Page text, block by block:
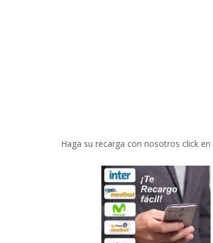
Haga su recarga con nosotros click en